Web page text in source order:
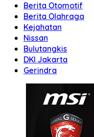
Berita Otomotif
Berita Olahraga
Kejahatan
Nissan
Bulutangkis
DKI Jakarta
Gerindra